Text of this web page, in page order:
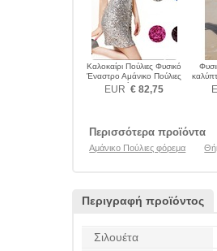
Καλοκαίρι Πούλιες Φυσικό
Έναστρο Αμάνικο Πούλιες
φόρεμα
EUR € 82,75
Περισσότερα προϊόντα
Αμάνικο Πούλιες φόρεμα
Περιγραφή προϊόντος
Σιλουέτα